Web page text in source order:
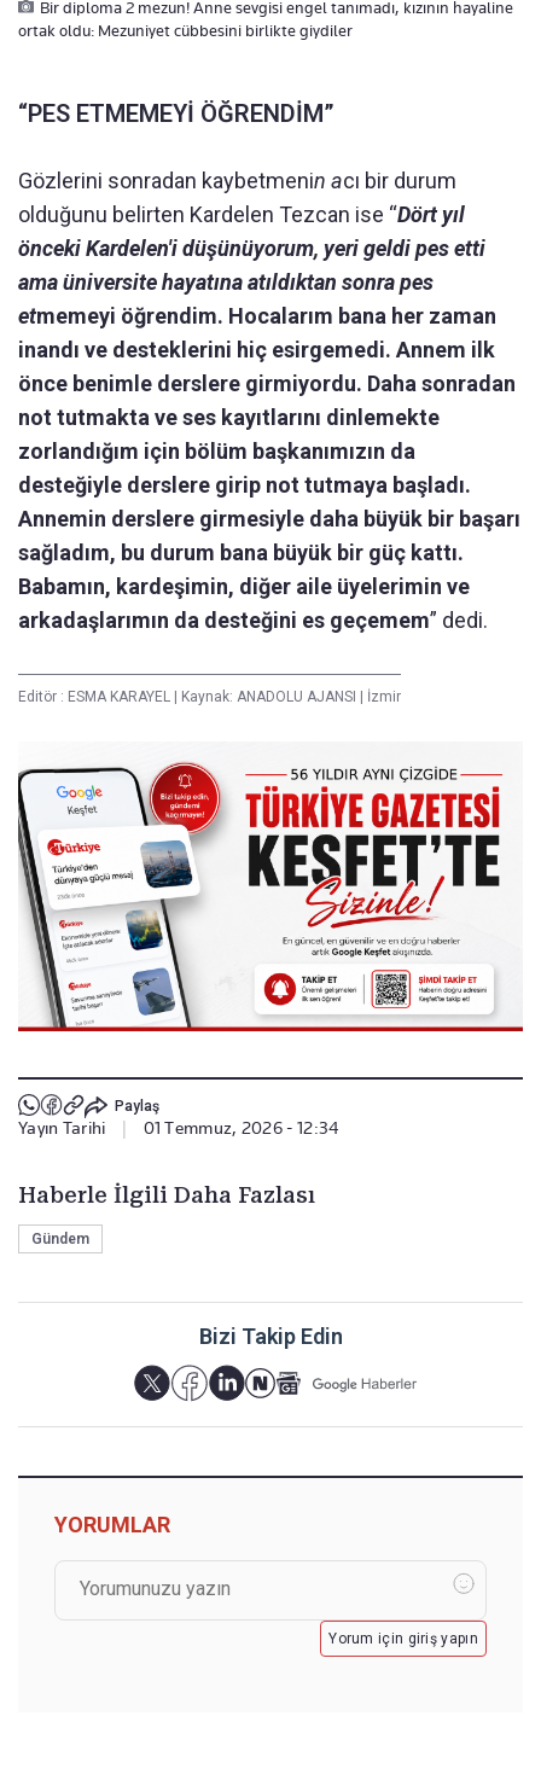
Bir diploma 2 mezun! Anne sevgisi engel tanımadı, kızının hayaline
ortak oldu: Mezuniyet cübbesini birlikte giydiler
“PES ETMEMEYİ ÖĞRENDİM”
Gözlerini sonradan kaybetmenin acı bir durum
olduğunu belirten Kardelen Tezcan ise “Dört yıl
önceki Kardelen'i düşünüyorum, yeri geldi pes etti
ama üniversite hayatına atıldıktan sonra pes
etmemeyi öğrendim. Hocalarım bana her zaman
inandı ve desteklerini hiç esirgemedi. Annem ilk
önce benimle derslere girmiyordu. Daha sonradan
not tutmakta ve ses kayıtlarını dinlemekte
zorlandığım için bölüm başkanımızın da
desteğiyle derslere girip not tutmaya başladı.
Annemin derslere girmesiyle daha büyük bir başarı
sağladım, bu durum bana büyük bir güç kattı.
Babamın, kardeşimin, diğer aile üyelerimin ve
arkadaşlarımın da desteğini es geçemem” dedi.
Editör : ESMA KARAYEL Kaynak: ANADOLU AJANSI İzmir
Paylaş
Yayın Tarihi | 01 Temmuz, 2026 - 12:34
Haberle İlgili Daha Fazlası
Gündem
Bizi Takip Edin
YORUMLAR
Yorum için giriş yapın